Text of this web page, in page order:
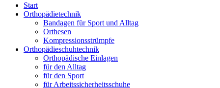
Start
Orthopädietechnik
Bandagen für Sport und Alltag
Orthesen
Kompressionsstrümpfe
Orthopädieschuhtechnik
Orthopädische Einlagen
für den Alltag
für den Sport
für Arbeitssicherheitsschuhe